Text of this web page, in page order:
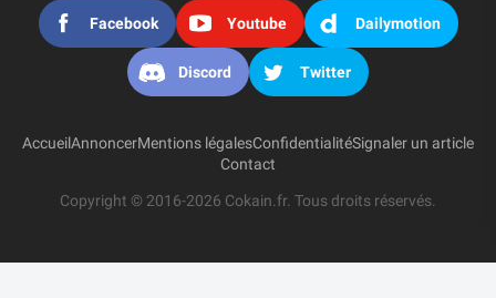
Facebook Youtube Dailymotion
Discord Twitter
AccueilAnnoncerMentions légalesConfidentialitéSignaler un article
Contact
Copyright © 2016-2026 Cokain.fr. Tous droits réservés.